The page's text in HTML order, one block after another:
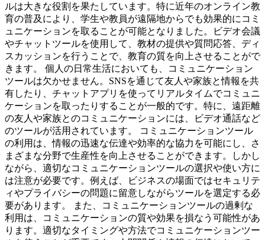
ルは大きな役割を果たしています。特に近年のオンライン教
育の普及により、学生や教員が遠隔地からでも効果的にコミ
ュニケーションを取ることが可能となりました。ビデオ会議
やチャットツールを使用して、教材の提供や質問応答、ディ
スカッションを行うことで、教育の質を向上させることがで
きます。 個人の日常生活においても、コミュニケーション
ツールは欠かせません。SNSを通じて友人や家族と情報を共
有したり、チャットアプリを使ってリアルタイムでコミュニ
ケーションを取ったりすることが一般的です。特に、遠距離
の友人や家族とのコミュニケーションには、ビデオ通話など
のツールが活用されています。 コミュニケーションツール
の利用は、情報の迅速な伝達や効率的な協力を可能にし、さ
まざまな分野で生産性を向上させることができます。しかし
ながら、適切なコミュニケーションツールの選択や使い方に
は注意が必要です。例えば、ビジネスの場面ではセキュリテ
ィやプライバシーの問題に留意しながらツールを選定する必
要があります。 また、コミュニケーションツールの過剰な
利用は、コミュニケーションの質や効果を損なう可能性があ
ります。適切なタイミングや方法でコミュニケーションツー